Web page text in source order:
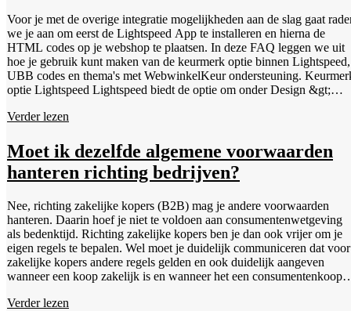
Voor je met de overige integratie mogelijkheden aan de slag gaat
we je aan om eerst de Lightspeed App te installeren en hierna de
HTML codes op je webshop te plaatsen. In deze FAQ leggen we uit
hoe je gebruik kunt maken van de keurmerk optie binnen Lightspeed,
UBB codes en thema's met WebwinkelKeur ondersteuning. Keurmerk
optie Lightspeed Lightspeed biedt de optie om onder Design &gt;
om jouw keurmerk toe te voegen middels de standaard HTML
prefereren we die optie boven deze standaard optie van Lightspeed.
Het voordeel van onze eigen bannercodes is namelijk dat deze de
sidebar kunnen openen binnen je eigen website en een mouse-over
nieuw tabblad opent bij het klikken op het keurmerk. 1. Navigeer
binnen je Lightspeed backend naar Design &gt; Keurmerken. Klik
hiertoe op de knop &lsquo;Toevoegen&rsquo;. 2. Vul bij naam
bijvoorbeeld "WebwinkelKeur" of "WebwinkelKeur: Keurmerk +
Reviews" in. 3. Vul bij Afbeeldings-URL een URL van een banner
welke je vindt in je WebwinkelKeur dashboard onder Promotie &gt;
Banners. De URL is het gedeelte dat staat tussen src="...". 4. Vul bij
Link-URL de URL in van je ledenpagina. Dit is de URL uit de
Verder lezen
Moet ik dezelfde algemene voorwaarden
hanteren richting bedrijven?
Nee, richting zakelijke kopers (B2B) mag je andere voorwaarden
hanteren. Daarin hoef je niet te voldoen aan consumentenwetgeving
als bedenktijd. Richting zakelijke kopers ben je dan ook vrijer om je
eigen regels te bepalen. Wel moet je duidelijk communiceren dat voor
zakelijke kopers andere regels gelden en ook duidelijk aangeven
wanneer een koop zakelijk is en wanneer het een consumentenkoop
dan ook voor om dezelfde voorwaarden richting consumenten en
Verder lezen